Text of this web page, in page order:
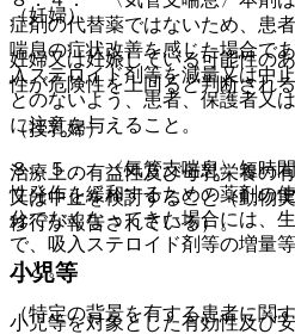
（妊婦）
妊婦又は妊娠している可能性の
性が危険性を上回ると判断され
（授乳婦）
治療上の有益性及び母乳栄養の
又は中止を検討すること（動物
移行が報告されている）。
小児等
小児等を対象とした有効性及び
症剤の代替薬ではないため、患
喘息の症状改善を感じた場合で
入ステロイド剤等を減量又は中
とのないよう、患者、保護者又
に注意を与えること。
８．５． 〈気管支喘息〉短時
性発作を緩和するための薬剤の
分でなくなってきた場合には、
で、吸入ステロイド剤等の増量
こと。
（特定の背景を有する患者に関